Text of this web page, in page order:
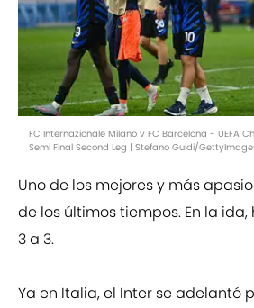
FC Internazionale Milano v FC Barcelona - UEFA
Semi Final Second Leg | Stefano Guidi/
Uno de los mejores y más
de los últimos tiempos. En la
3 a 3.
Ya en Italia, el Inter se adelantó